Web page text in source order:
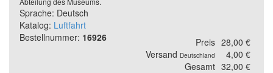
Sprache: Deutsch
Katalog: Luftfahrt
Bestellnummer: 16926 Preis 28,00 €
Versand Deutschland
4,00 €
Gesamt 32,00 €